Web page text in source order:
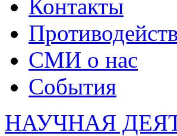
Контакты
СМИ о нас
События
НАУЧНАЯ